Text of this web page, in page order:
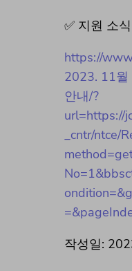
✅ 지원 소
https://
2023. 11월
안내/?
url=https://
_cntr/ntce/
작성일: